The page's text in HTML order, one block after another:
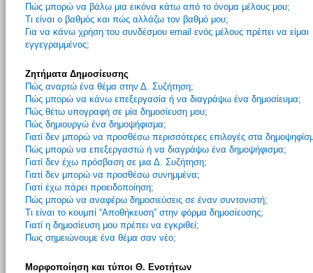
Πώς μπορώ να βάλω μια εικόνα κάτω από το όνομα μέλους μου;
Τι είναι ο βαθμός και πώς αλλάζω τον βαθμό μου;
Για να κάνω χρήση του συνδέσμου email ενός μέλους πρέπει να είμαι
εγγεγραμμένος;
Ζητήματα Δημοσίευσης
Πώς αναρτώ ένα θέμα στην Δ. Συζήτηση;
Πώς μπορώ να κάνω επεξεργασία ή να διαγράψω ένα δημοσίευμα;
Πώς θέτω υπογραφή σε μία δημοσίευση μου;
Πώς δημιουργώ ένα δημοψήφισμα;
Γιατί δεν μπορώ να προσθέσω περισσότερες επιλογές στα
Πώς μπορώ να επεξεργαστώ ή να διαγράψω ένα δημοψήφισμα;
Γιατί δεν έχω πρόσβαση σε μια Δ. Συζήτηση;
Γιατί δεν μπορώ να προσθέσω συνημμένα;
Γιατί έχω πάρει προειδοποίηση;
Πώς μπορώ να αναφέρω δημοσιεύσεις σε έναν συντονιστή;
Τι είναι το κουμπί “Αποθήκευση” στην φόρμα δημοσίευσης;
Γιατί η δημοσίευση μου πρέπει να εγκριθεί;
Πως σημειώνουμε ένα θέμα σαν νέο;
Μορφοποίηση και τύποι Θ. Ενοτήτων